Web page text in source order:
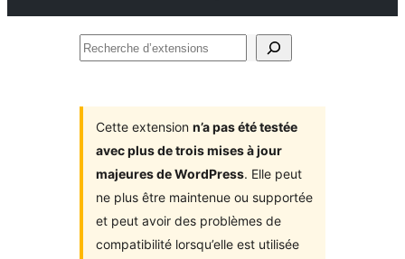
Recherche
Cette extension n’a pas été testée
avec plus de trois mises à jour
majeures de WordPress. Elle peut
ne plus être maintenue ou supportée
et peut avoir des problèmes de
compatibilité lorsqu’elle est utilisée